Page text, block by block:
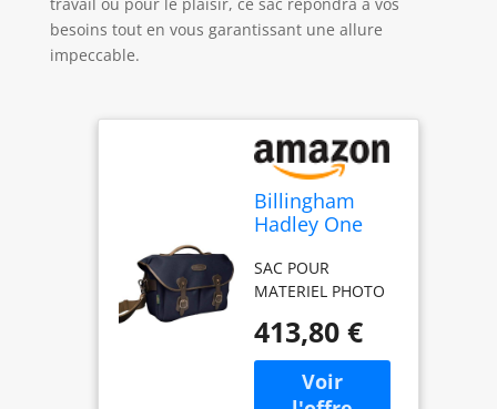
besoins tout en vous garantissant une allure
impeccable.
Billingham
Hadley One
Marine
SAC POUR
MATERIEL PHOTO
413,80 €